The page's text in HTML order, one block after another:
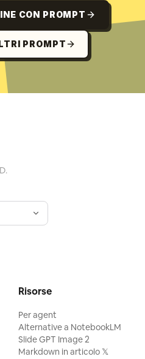
CON PROMPT
PROMPT
Risorse
Per agent
Alternative a NotebookLM
Slide GPT Image 2
Markdown in articolo 𝕏